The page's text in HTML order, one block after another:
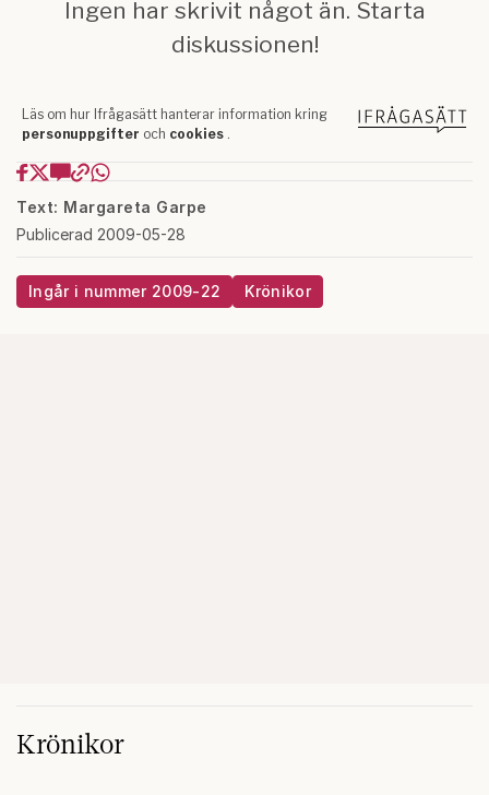
Text: Margareta Garpe
Publicerad 2009-05-28
Ingår i nummer 2009-22 Krönikor
Krönikor